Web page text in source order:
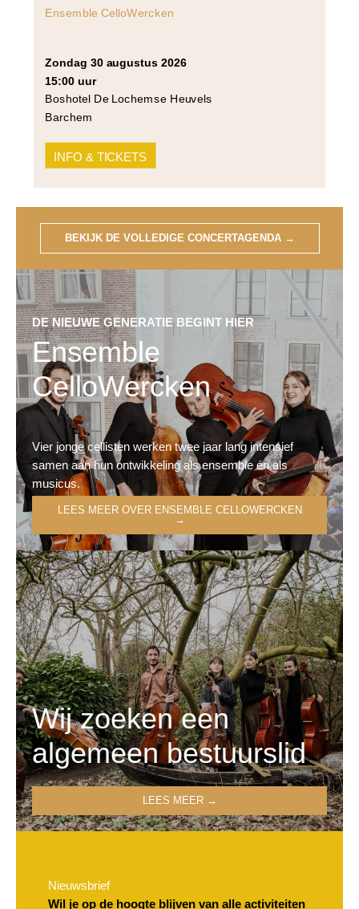
vierstemmig samenspel. Het programma
strijkers in vier partijen. Daartussen klinken
werken van Cornelia Tautu (Da Capo),
Grażyna Bacewicz (Quartet for 4 cellos) […]
Ensemble CelloWercken
zondag 30 augustus 2026
15:00 uur
Boshotel De Lochemse Heuvels
Barchem
INFO & TICKETS
BEKIJK DE VOLLEDIGE CONCERTAGENDA →
DE NIEUWE GENERATIE BEGINT HIER
Ensemble
CelloWercken
Vier jonge cellisten werken twee jaar lang intensief
samen aan hun ontwikkeling als ensemble én als
musicus.
LEES MEER OVER ENSEMBLE CELLOWERCKEN
→
Wij zoeken een
algemeen bestuurslid
LEES MEER →
Nieuwsbrief
Wil je op de hoogte blijven van alle activiteiten